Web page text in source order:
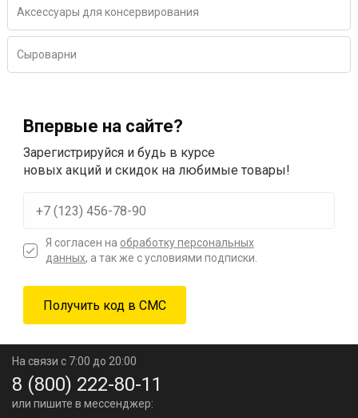
Аксессуары для консервирования
Сыроварни
Впервые на сайте?
Зарегистрируйся и будь в курсе
новых акций и скидок на любимые товары!
Я согласен на обработку персональных
данных, а так же с условиями подписки.
На связи с 7:00 до 20:00
8 (800) 222-80-11
или пишите в мессенджер: